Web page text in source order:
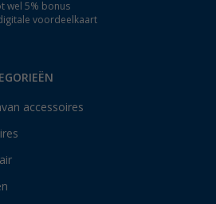
wel 5% bonus
voordeelkaart
accessoires